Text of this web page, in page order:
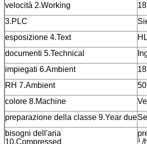
velocità 2.Working
3.PLC
esposizione 4.Text
documenti 5.Technical
impiegati 6.Ambient
RH 7.Ambient
colore 8.Machine
preparazione della classe 9.Year due
bisogni dell'aria
10.Compressed
³ /